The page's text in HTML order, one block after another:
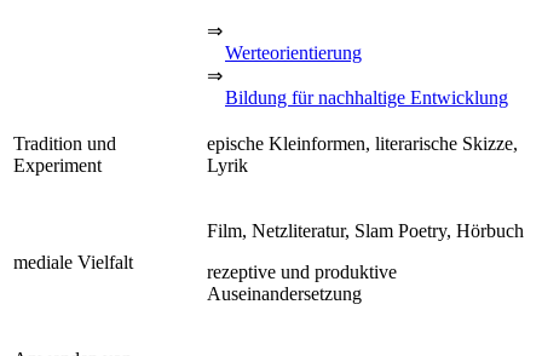
⇒
Werteorientierung
⇒
Bildung für nachhaltige Entwicklung
Tradition und
Experiment
epische Kleinformen, literarische Skizze,
Lyrik
mediale Vielfalt
Film, Netzliteratur, Slam Poetry, Hörbuch
rezeptive und produktive
Auseinandersetzung